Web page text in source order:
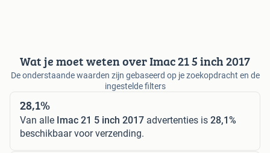
Wat je moet weten over Imac 21 5 inch 2017
De onderstaande waarden zijn gebaseerd op je zoekopdracht en de
ingestelde filters
28,1%
Van alle Imac 21 5 inch 2017 advertenties is 28,1%
beschikbaar voor verzending.